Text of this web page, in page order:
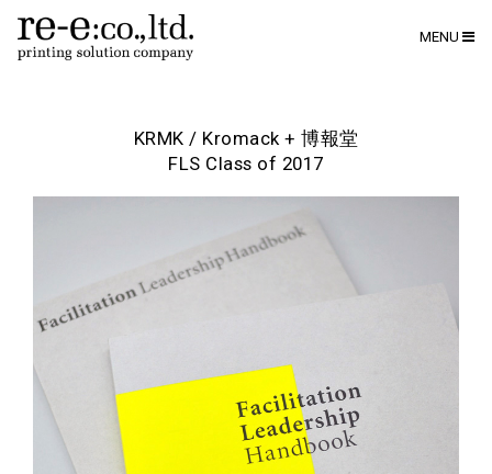
MENU
KRMK / Kromack + 博報堂
FLS Class of 2017